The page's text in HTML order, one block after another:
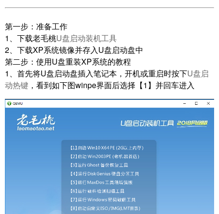
第一步：准备工作
1、下载老毛桃U盘启动装机工具
2、下载XP系统镜像并存入U盘启动盘中
第二步：使用U盘重装XP系统的教程
1、首先将U盘启动盘插入笔记本，开机或重启时按下U盘启
动热键 ，看到如下图winpe界面后选择【1】并回车进入